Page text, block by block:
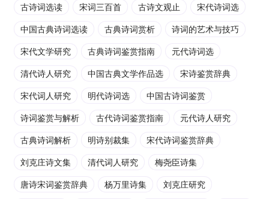
古诗词选读
宋词三百首 古诗文观止
宋代诗词选
中国古典诗词选读
古典诗词赏析
诗词的艺术与技巧
宋代文学研究
古典诗词鉴赏指南
元代诗词选
清代诗人研究
中国古典文学作品选
宋诗鉴赏辞典
宋代词人研究
明代诗词选
中国古诗词鉴赏
诗词鉴赏与解析
古代诗词鉴赏指南
元代诗人研究
古典诗词解析
明诗别裁集
宋代诗词鉴赏辞典
刘克庄诗文集
清代词人研究
梅尧臣诗集
唐诗宋词鉴赏辞典
杨万里诗集 刘克庄研究